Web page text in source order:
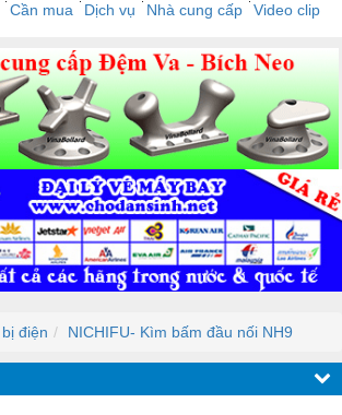
Cần mua Dịch vụ Nhà cung cấp Video clip
điện NICHIFU- Kìm bấm đầu nối NH9